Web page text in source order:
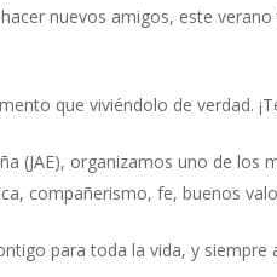
nuevos amigos, este
que viviéndolo de verdad.
(JAE), organizamos uno de
compañerismo, fe, buenos
para toda la vida, y siempre